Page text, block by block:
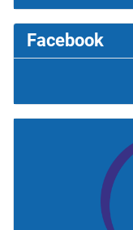
Facebook